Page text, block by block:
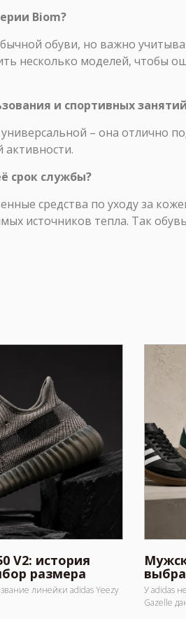
Biom?
обуви, но важно
несколько моделей, чтобы
и спортивных
– она отлично
активности.
срок службы?
средства по уходу за
источников тепла. Так
V2: история
размера
линейки adidas Yeezy
У adidas
Gazelle